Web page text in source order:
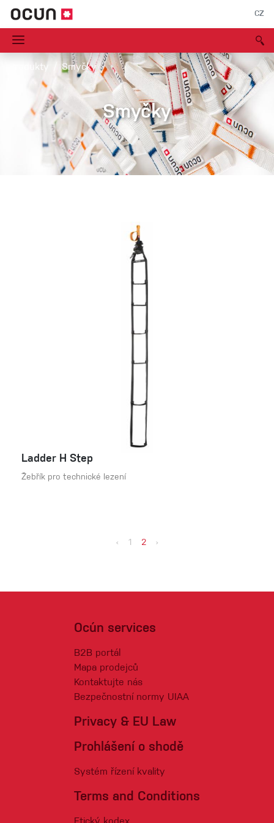
CZ
Produkty Smyčky
Smyčky
Ladder H Step
Žebřík pro technické lezení
‹ 1 2 ›
Ocún services
B2B portál
Mapa prodejců
Kontaktujte nás
Bezpečnostní normy UIAA
Privacy & EU Law
Prohlášení o shodě
Systém řízení kvality
Terms and Conditions